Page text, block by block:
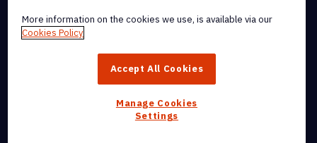
Nitro, het Nitro-logo, Nitro Productivity Platform, Nitro PDF Pro, Nitro
dochterondernemingen in de Verenigde Staten en/of andere
More information on the cookies we use, is available via our
Cookies Policy
Accept All Cookies
Manage Cookies
Settings